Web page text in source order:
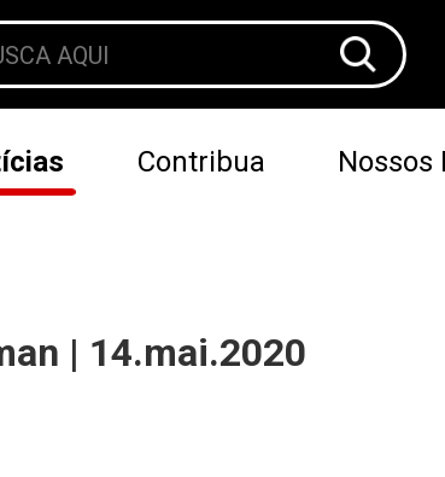
Contribua Nossos
| 14.mai.2020